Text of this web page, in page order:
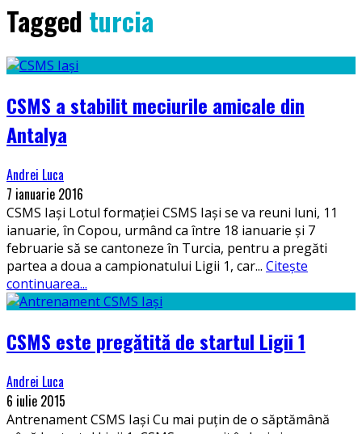
Tagged turcia
CSMS a stabilit meciurile amicale din
Antalya
Andrei Luca
7 ianuarie 2016
CSMS Iași Lotul formației CSMS Iași se va reuni luni, 11
ianuarie, în Copou, urmând ca între 18 ianuarie și 7
februarie să se cantoneze în Turcia, pentru a pregăti
partea a doua a campionatului Ligii 1, car... Citește
continuarea...
CSMS este pregătită de startul Ligii 1
Andrei Luca
6 iulie 2015
Antrenament CSMS Iaşi Cu mai puțin de o săptămână